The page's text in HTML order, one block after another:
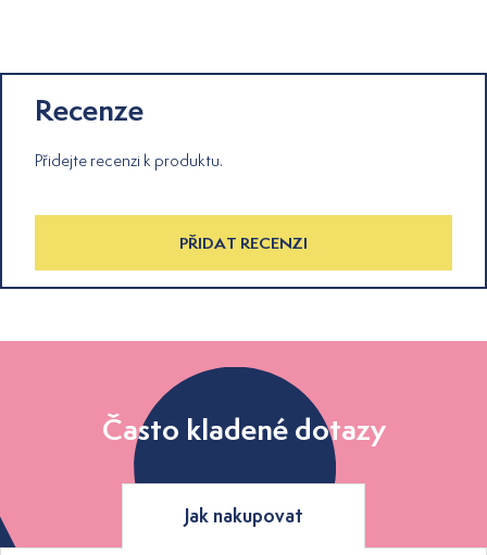
Recenze
Přidejte recenzi k produktu.
PŘIDAT RECENZI
Často kladené dotazy
Jak nakupovat